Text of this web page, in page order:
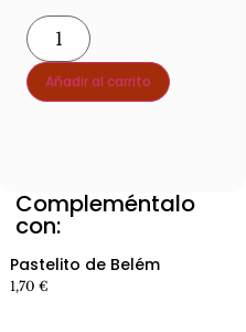
Añadir al carrito
Compleméntalo
con:
Ver producto producto
Ver producto producto
Pastelito de Belém
1,70 €